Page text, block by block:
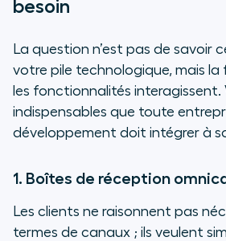
besoin
La question n’est pas de savoir
votre pile technologique, mais
les fonctionnalités interagissent.
indispensables que toute
développement doit intégrer à
1. Boîtes de réception
Les clients ne raisonnent pas
termes de canaux ; ils veulent